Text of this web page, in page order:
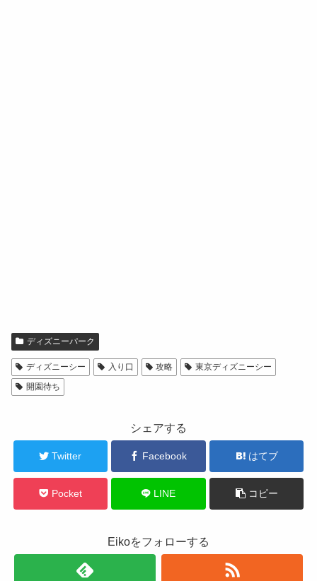
ディズニーパーク
ディズニーシー 入り口 攻略
東京ディズニーシー
開園待ち
シェアする
Twitter Facebook はてブ
Pocket LINE コピー
Eikoをフォローする